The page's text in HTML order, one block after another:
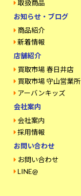
取扱商品
お知らせ・ブログ
商品紹介
新着情報
店舗紹介
買取市場 春日井店
買取市場 守山営業所
アーバンキッズ
会社案内
会社案内
採用情報
お問い合わせ
お問い合わせ
LINE@